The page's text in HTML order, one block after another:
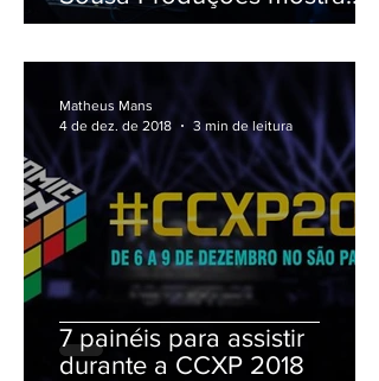
poder multimídia
7 painéis para assistir
durante a CCXP 2018
Matheus Mans
4 de dez. de 2018
3 min de leitura